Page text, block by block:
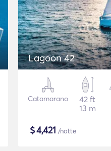
Lagoon 42
Catamarano
42 ft
13 m
$4,421 /notte